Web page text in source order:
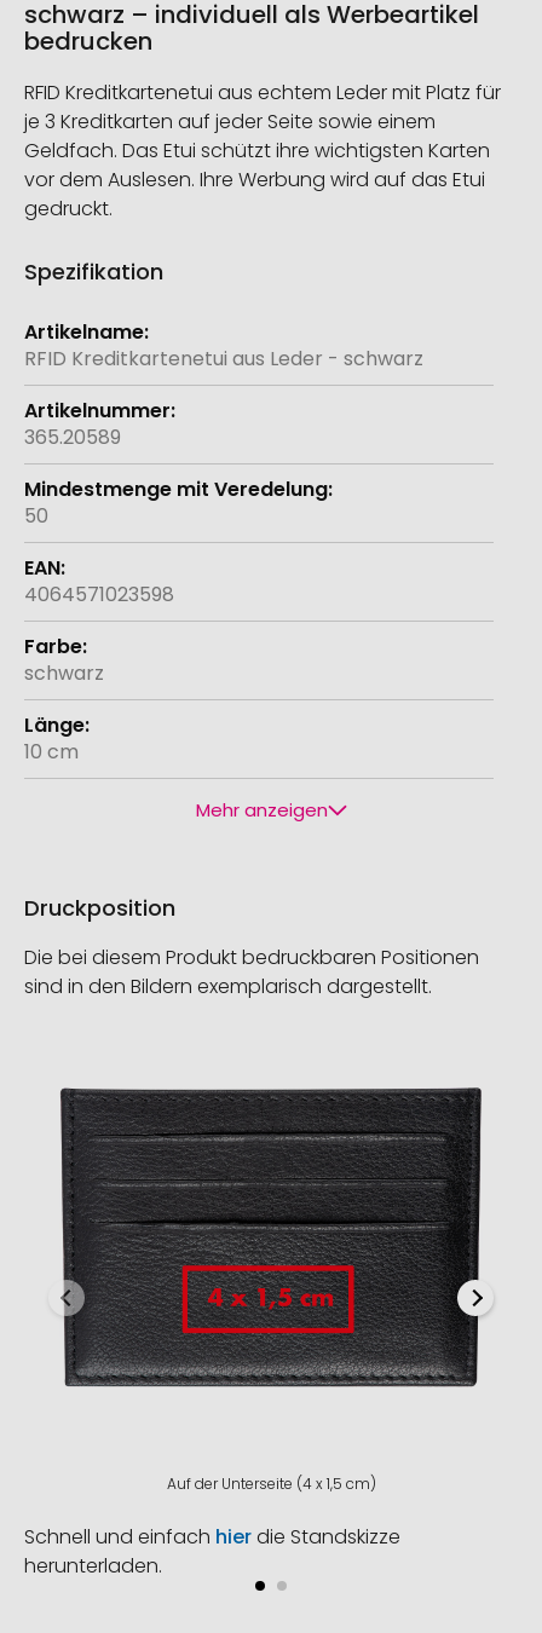
schwarz – individuell als Werbeartikel
bedrucken
RFID Kreditkartenetui aus echtem Leder mit Platz für
je 3 Kreditkarten auf jeder Seite sowie einem
Geldfach. Das Etui schützt ihre wichtigsten Karten
vor dem Auslesen. Ihre Werbung wird auf das Etui
gedruckt.
Spezifikation
Weitere
Informationen
RFID Kreditkartenetui aus Leder - schwarz
365.20589
50
4064571023598
schwarz
10 cm
Mehr anzeigen
Druckposition
Die bei diesem Produkt bedruckbaren Positionen
sind in den Bildern exemplarisch dargestellt.
Auf der Unterseite (4 x 1,5 cm)
Schnell und einfach hierdie Standskizze
herunterladen.